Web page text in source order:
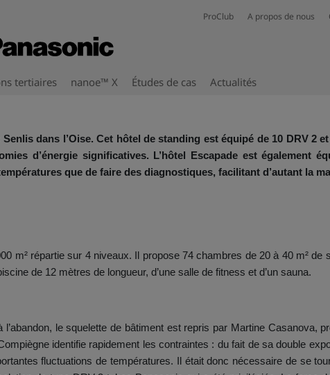
ProClub A propos de nous
tertiaires nanoe™ X Études de cas Actualités
dans l’Oise. Cet hôtel de standing est équipé de 10 DRV 2
d’énergie significatives. L’hôtel Escapade est également
que de faire des diagnostiques, facilitant d’autant la
m² répartie sur 4 niveaux. Il propose 74 chambres de 20 à 40 m²
de 12 mètres de longueur, d’une salle de fitness et d’un sauna.
le squelette de bâtiment est repris par Martine Casanova,
identifie rapidement les contraintes : du fait de sa double
fluctuations de températures. Il était donc nécessaire de se